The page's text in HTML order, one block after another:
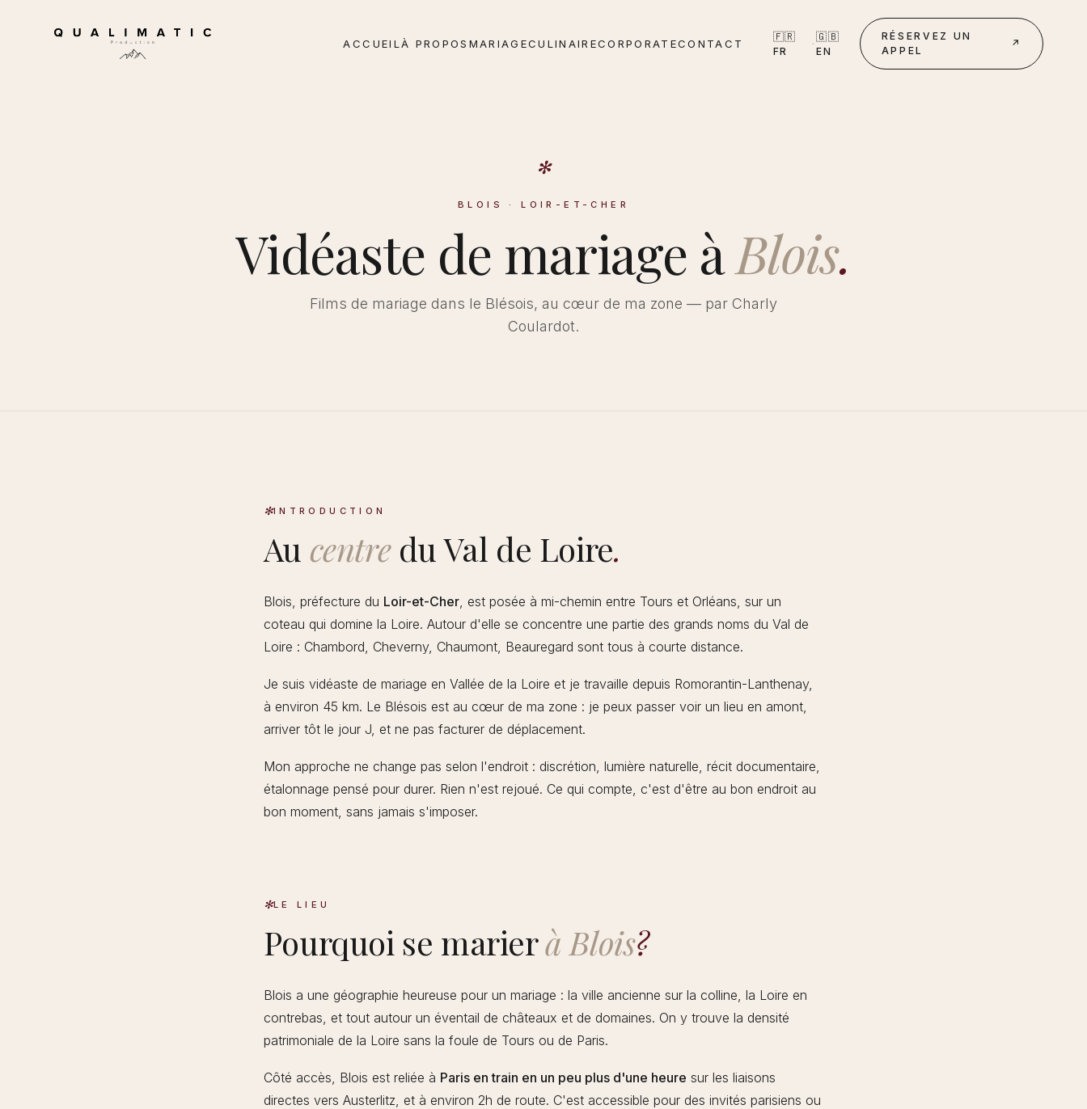
ACCUEIL À PROPOS MARIAGECULINAIRECORPORATECONTACT
🇫🇷
FR
·
🇬🇧
EN
RÉSERVEZ UN
APPEL
↗
✻
BLOIS · LOIR-ET-CHER
Vidéaste de mariage àBlois.
Films de mariage dans le Blésois, au cœur de ma zone — par Charly
Coulardot.
INTRODUCTION
Au centredu Val de Loire.
Blois, préfecture du Loir-et-Cher, est posée à mi-chemin entre Tours et Orléans, sur un
coteau qui domine la Loire. Autour d'elle se concentre une partie des grands noms du Val de
Loire : Chambord, Cheverny, Chaumont, Beauregard sont tous à courte distance.
Je suis vidéaste de mariage en Vallée de la Loire et je travaille depuis Romorantin-Lanthenay,
à environ 45 km. Le Blésois est au cœur de ma zone : je peux passer voir un lieu en amont,
arriver tôt le jour J, et ne pas facturer de déplacement.
Mon approche ne change pas selon l'endroit : discrétion, lumière naturelle, récit documentaire,
étalonnage pensé pour durer. Rien n'est rejoué. Ce qui compte, c'est d'être au bon endroit au
bon moment, sans jamais s'imposer.
LE LIEU
Pourquoi se marierà Blois?
Blois a une géographie heureuse pour un mariage : la ville ancienne sur la colline, la Loire en
contrebas, et tout autour un éventail de châteaux et de domaines. On y trouve la densité
patrimoniale de la Loire sans la foule de Tours ou de Paris.
Côté accès, Blois est reliée à Paris en train en un peu plus d'une heure sur les liaisons
directes vers Austerlitz, et à environ 2h de route. C'est accessible pour des invités parisiens ou